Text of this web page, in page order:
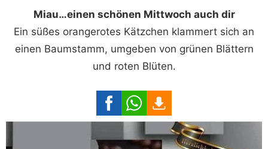
Miau…einen schönen Mittwoch auch dir
Ein süßes orangerotes Kätzchen klammert sich an
einen Baumstamm, umgeben von grünen Blättern
und roten Blüten.